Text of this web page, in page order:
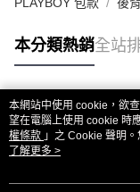
本分類熱銷全站
熱門標籤
本網站中使用 cookie，欲
望在電腦上使用 cookie 時
權條款 」之 Cookie 聲明
用條款之 Cookie 聲明使用
了解更多 >